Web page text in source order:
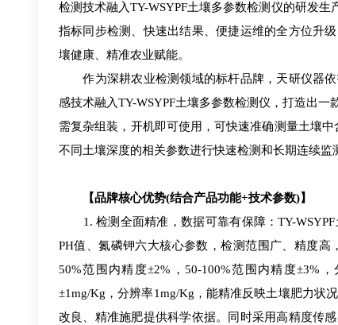
检测技术融入TY-WSYPF土壤多参数检测仪的研发
指标同步检测、快速出结果、便捷运维的全方位升
壤健康、精准农业赋能。
作为深耕农业检测领域的标杆品牌，天研仪器依
感技术融入TY-WSYPF土壤多参数检测仪，打造出
需复杂组装，开机即可使用，可快速准确测量土壤
不同土壤深度的相关参数进行快速检测和长期连续
【品牌核心优势(结合产品功能+技术参数)】
1. 检测全面精准，数据可靠有保障：TY-WSYPF
PH值、氮磷钾六大核心参数，检测范围广、精度
50%范围内精度±2%，50-100%范围内精度±3%
±1mg/Kg，分辨率1mg/Kg，能精准反映土壤肥力状
改良、精准施肥提供科学依据。同时采用高精度传